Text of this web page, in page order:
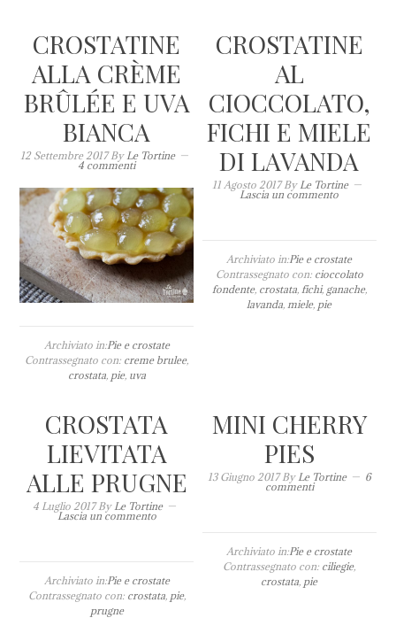
CROSTATINE
ALLA CRÈME
BRÛLÉE E UVA
BIANCA
12 Settembre 2017ByLe Tortine
4 commenti
Archiviato in:Pie e crostate
Contrassegnato con: creme brulee,
crostata, pie, uva
CROSTATINE
AL
CIOCCOLATO,
FICHI E MIELE
DI LAVANDA
11 Agosto 2017ByLe Tortine
Lascia un commento
Archiviato in:Pie e crostate
Contrassegnato con: cioccolato
fondente, crostata, fichi, ganache,
lavanda,miele, pie
CROSTATA
LIEVITATA
ALLE PRUGNE
4 Luglio 2017By Le Tortine
Lascia un commento
Archiviato in:Pie e crostate
Contrassegnato con: crostata, pie,
prugne
MINI CHERRY
PIES
13 Giugno 2017By Le Tortine 6
commenti
Archiviato in:Pie e crostate
Contrassegnato con: ciliegie,
crostata pie